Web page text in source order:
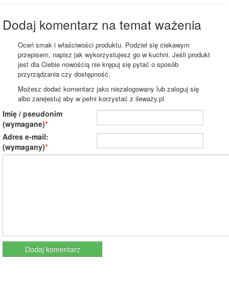
Dodaj komentarz na temat ważenia
Oceń smak i właściwości produktu. Podziel się ciekawym
przepisem, napisz jak wykorzystujesz go w kuchni. Jeśli produkt
jest dla Ciebie nowością nie krępuj się pytać o sposób
przyrządzania czy dostępność.
Możesz dodać komentarz jako niezalogowany lub zaloguj się
albo zarejestuj aby w pełni korzystać z ileważy.pl
Imię / pseudonim
(wymagane)
Adres e-mail:
(wymagany)